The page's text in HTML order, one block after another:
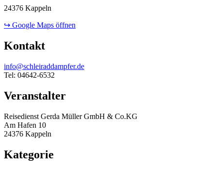
24376 Kappeln
↪ Google Maps öffnen
Kontakt
info@schleiraddampfer.de
Tel: 04642-6532
Veranstalter
Reisedienst Gerda Müller GmbH & Co.KG
Am Hafen 10
24376 Kappeln
Kategorie